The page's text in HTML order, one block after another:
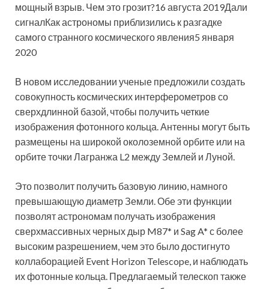
мощный взрыв. Чем это грозит?16 августа 2019Дали
сигналКак астрономы приблизились к разгадке
самого странного космического явления5 января
2020
В новом исследовании ученые предложили создать
совокупность космических интерферометров со
сверхдлинной базой, чтобы получить четкие
изображения фотонного кольца. Антенны могут быть
размещены на широкой околоземной орбите или на
орбите точки Лагранжа L2 между Землей и Луной.
Это позволит получить базовую линию, намного
превышающую диаметр Земли. Обе эти функции
позволят астрономам получать изображения
сверхмассивных черных дыр M87* и Sag A* с более
высоким разрешением, чем это было достигнуто
коллаборацией Event Horizon Telescope, и наблюдать
их фотонные кольца. Предлагаемый телескоп также